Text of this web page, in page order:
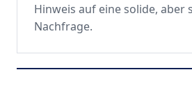
Hinweis auf eine solide, aber
Nachfrage.